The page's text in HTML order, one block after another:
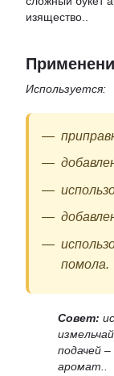
изящество..
Используется:
помола.
Совет:
подачей
аромат..